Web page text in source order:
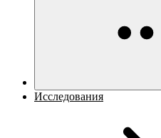
Исследования